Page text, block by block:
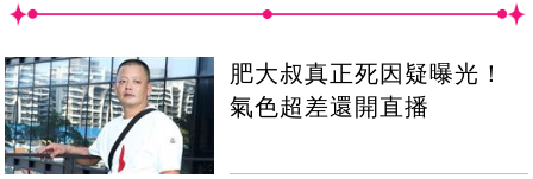
肥大叔真正死因疑曝光！
氣色超差還開直播